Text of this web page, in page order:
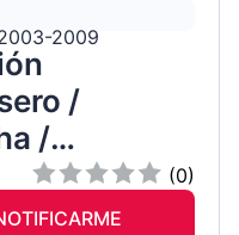
2009
/
/
(0)